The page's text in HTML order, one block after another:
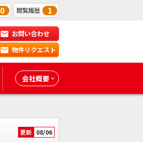
0 閲覧履歴 1
お問い合わせ
物件リクエスト
会社概要
更新 08/06